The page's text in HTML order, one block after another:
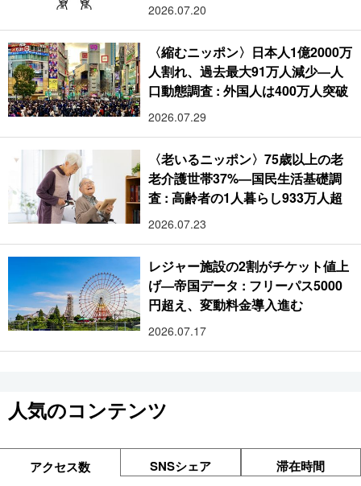
2026.07.20
〈縮むニッポン〉日本人1億2000万
人割れ、過去最大91万人減少―人
口動態調査 : 外国人は400万人突破
2026.07.29
〈老いるニッポン〉75歳以上の老
老介護世帯37%―国民生活基礎調
査 : 高齢者の1人暮らし933万人超
2026.07.23
レジャー施設の2割がチケット値上
げ―帝国データ : フリーパス5000
円超え、変動料金導入進む
2026.07.17
人気のコンテンツ
アクセス数 SNSシェア 滞在時間